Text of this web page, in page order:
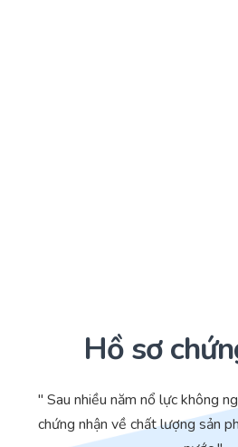
Hồ sơ
" Sau nhiều năm nổ lực không
chứng nhận về chất lượng sản